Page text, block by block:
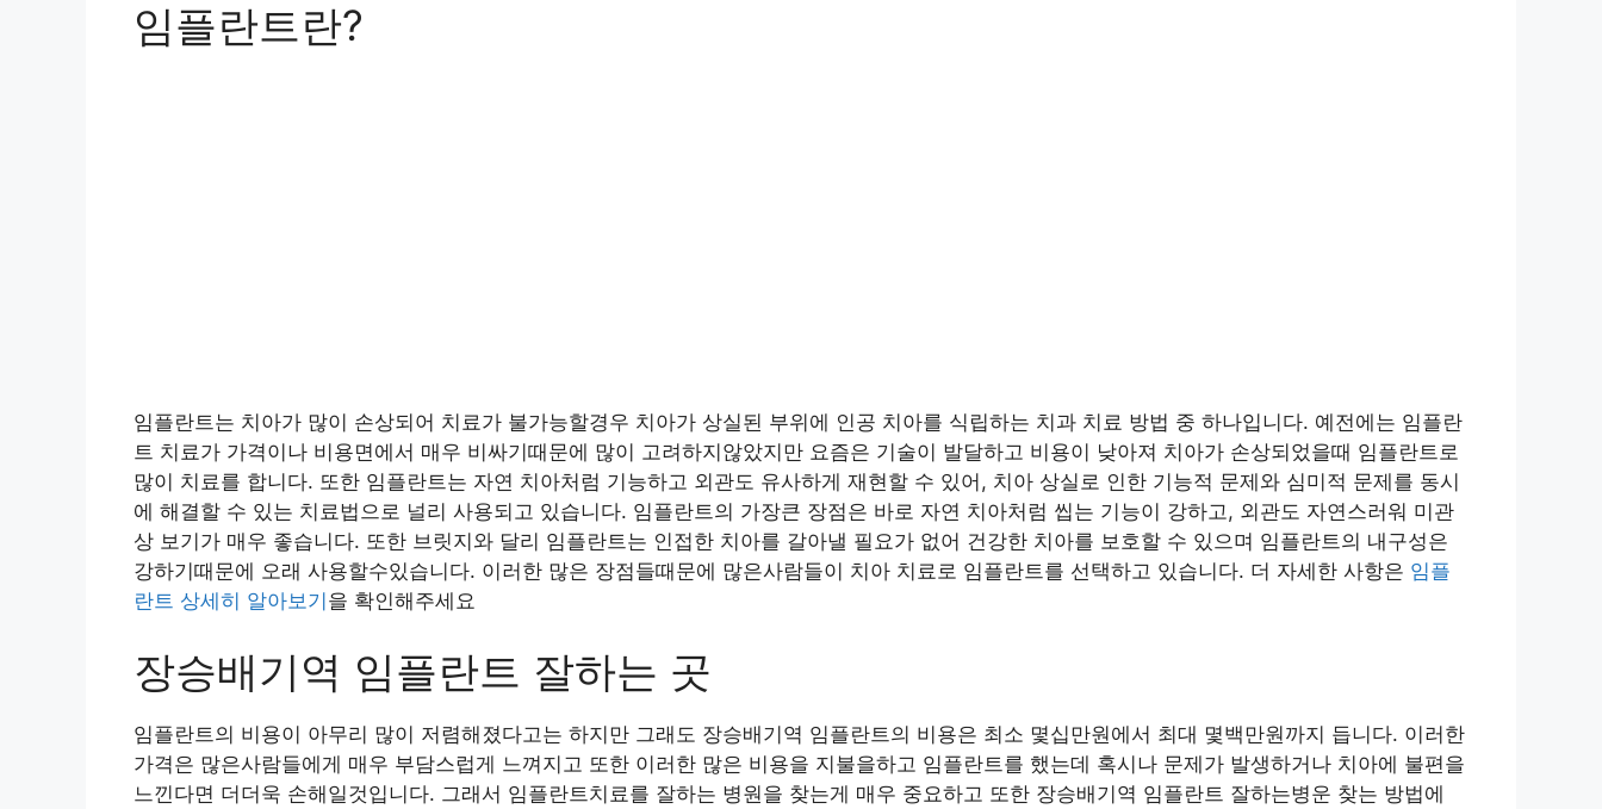
임플란트란?
임플란트는 치아가 많이 손상되어 치료가 불가능할경우 치아가 상실된 부위에 인공 치아를 식립하는 치과 치료 방법 중 하나입니다. 예전에는 임플란
트 치료가 가격이나 비용면에서 매우 비싸기때문에 많이 고려하지않았지만 요즘은 기술이 발달하고 비용이 낮아져 치아가 손상되었을때 임플란트로
많이 치료를 합니다. 또한 임플란트는 자연 치아처럼 기능하고 외관도 유사하게 재현할 수 있어, 치아 상실로 인한 기능적 문제와 심미적 문제를 동시
에 해결할 수 있는 치료법으로 널리 사용되고 있습니다. 임플란트의 가장큰 장점은 바로 자연 치아처럼 씹는 기능이 강하고, 외관도 자연스러워 미관
상 보기가 매우 좋습니다. 또한 브릿지와 달리 임플란트는 인접한 치아를 갈아낼 필요가 없어 건강한 치아를 보호할 수 있으며 임플란트의 내구성은
강하기때문에 오래 사용할수있습니다. 이러한 많은 장점들때문에 많은사람들이 치아 치료로 임플란트를 선택하고 있습니다. 더 자세한 사항은 임플
란트 상세히 알아보기을 확인해주세요
장승배기역 임플란트 잘하는 곳
임플란트의 비용이 아무리 많이 저렴해졌다고는 하지만 그래도 장승배기역 임플란트의 비용은 최소 몇십만원에서 최대 몇백만원까지 듭니다. 이러한
가격은 많은사람들에게 매우 부담스럽게 느껴지고 또한 이러한 많은 비용을 지불을하고 임플란트를 했는데 혹시나 문제가 발생하거나 치아에 불편을
느낀다면 더더욱 손해일것입니다. 그래서 임플란트치료를 잘하는 병원을 찾는게 매우 중요하고 또한 장승배기역 임플란트 잘하는병운 찾는 방법에